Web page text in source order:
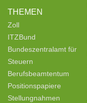
THEMEN
Zoll
ITZBund
Bundeszentralamt für
Steuern
Berufsbeamtentum
Positionspapiere
Stellungnahmen